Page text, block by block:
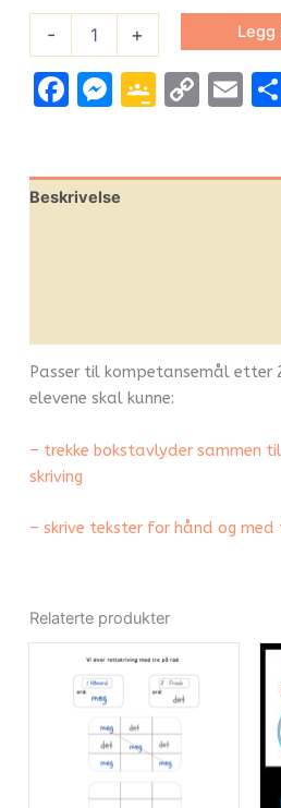
- + Legg
Facebook
Google
Beskrivelse
Passer til kompetansemål etter
elevene skal kunne:
– trekke bokstavlyder sammen
skriving
– skrive tekster for hånd og
Relaterte produkter